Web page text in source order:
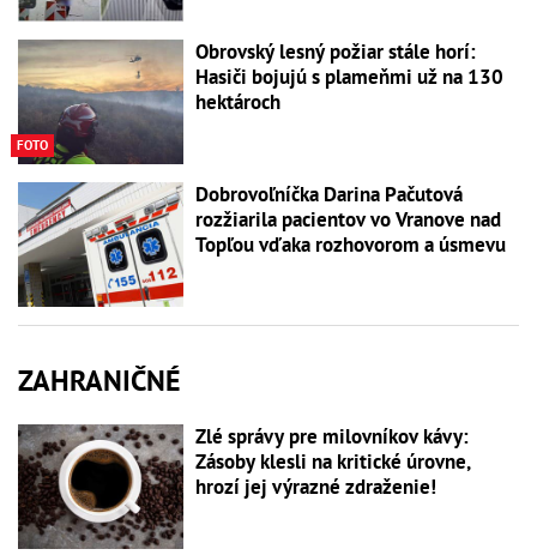
FOTO
Obrovský lesný požiar stále horí:
Hasiči bojujú s plameňmi už na 130
hektároch
Dobrovoľníčka Darina Pačutová
rozžiarila pacientov vo Vranove nad
Topľou vďaka rozhovorom a úsmevu
ZAHRANIČNÉ
Zlé správy pre milovníkov kávy:
Zásoby klesli na kritické úrovne,
hrozí jej výrazné zdraženie!